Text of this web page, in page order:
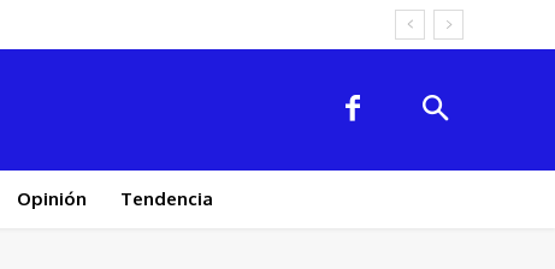
Opinión Tendencia